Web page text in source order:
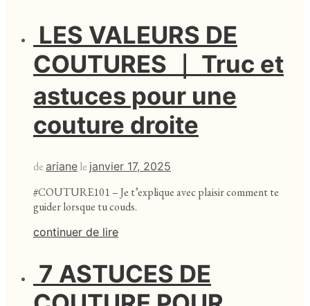
LES VALEURS DE
COUTURES ｜ Truc et
astuces pour une
couture droite
de ariane le janvier 17, 2025
#COUTURE101 – Je t’explique avec plaisir comment te
guider lorsque tu couds.
continuer de lire
7 ASTUCES DE